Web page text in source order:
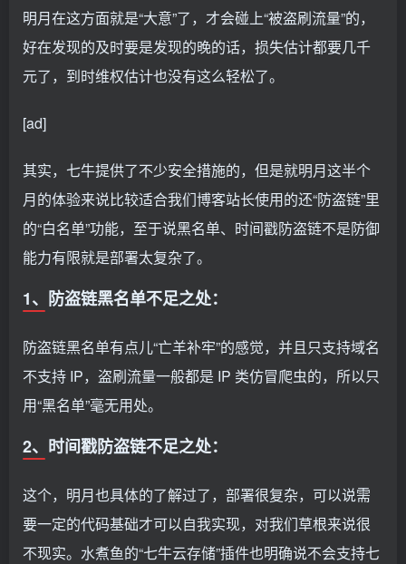
明月在这方面就是“大意”了，才会碰上“被盗刷流量”的，
好在发现的及时要是发现的晚的话，损失估计都要几千
元了，到时维权估计也没有这么轻松了。
[ad]
其实，七牛提供了不少安全措施的，但是就明月这半个
月的体验来说比较适合我们博客站长使用的还“防盗链”里
的“白名单”功能，至于说黑名单、时间戳防盗链不是防御
能力有限就是部署太复杂了。
1、防盗链黑名单不足之处：
防盗链黑名单有点儿“亡羊补牢”的感觉，并且只支持域名
不支持 IP，盗刷流量一般都是 IP 类仿冒爬虫的，所以只
用“黑名单”毫无用处。
2、时间戳防盗链不足之处：
这个，明月也具体的了解过了，部署很复杂，可以说需
要一定的代码基础才可以自我实现，对我们草根来说很
不现实。水煮鱼的“七牛云存储”插件也明确说不会支持七